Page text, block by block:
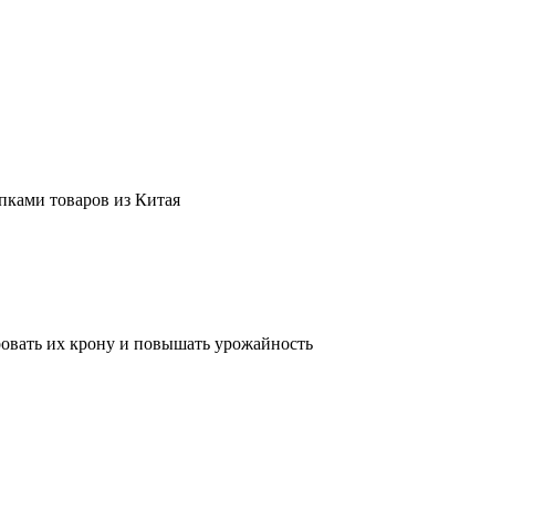
товаров из Китая
их крону и повышать урожайность